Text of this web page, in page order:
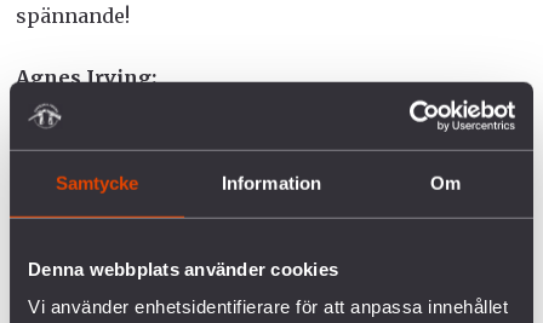
Samtycke Information Om
Denna webbplats använder cookies
Vi använder enhetsidentifierare för att anpassa innehållet
spännande!
Agnes Irving:
– Efter utbildningen känner jag verkligen att jag vill
fredsarbetet!